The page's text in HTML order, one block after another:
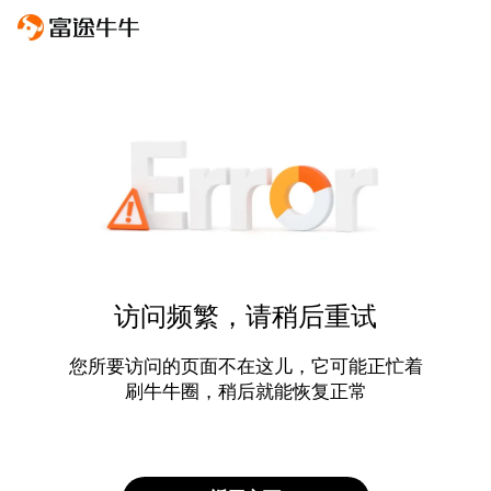
访问频繁，请稍后重试
您所要访问的页面不在这儿，它可能正忙着
刷牛牛圈，稍后就能恢复正常